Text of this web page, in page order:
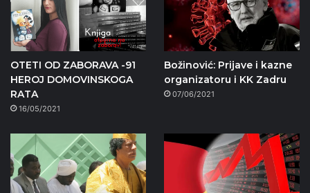
OTETI OD ZABORAVA -91
HEROJ DOMOVINSKOGA
RATA
16/05/2021
Božinović: Prijave i kazne
organizatoru i KK Zadru
07/06/2021